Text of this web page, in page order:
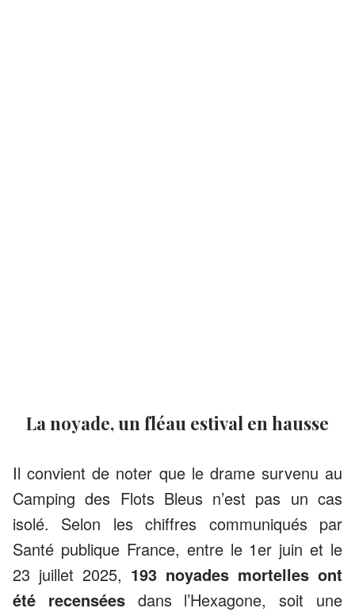
La noyade, un fléau estival en hausse
Il convient de noter que le drame survenu au
Camping des Flots Bleus n’est pas un cas
isolé. Selon les chiffres communiqués par
Santé publique France, entre le 1er juin et le
23 juillet 2025, 193 noyades mortelles ont
été recenséesdans l’Hexagone, soit une